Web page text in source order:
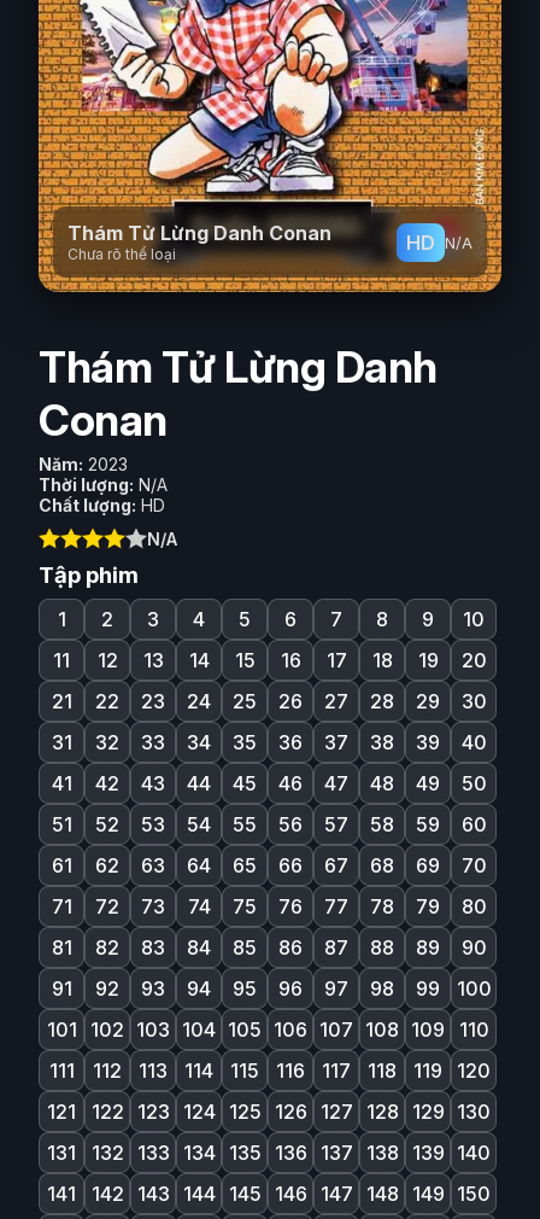
Phim Hoạt Hình
Phim Tài Liệu
Phim Cổ Trang
Thám Tử Lừng Danh Conan
Chưa rõ thể loại HD N/A
Thám Tử Lừng Danh
Conan
Năm: 2023
Thời lượng: N/A
Chất lượng: HD
N/A
Tập phim
1 2 3 4 5 6 7 8 9
10
11
12 13 14 15 16 17 18 19
20
21
22 23 24 25 26 27 28 29
30
31
32 33 34 35 36 37 38 39
40
41
42 43 44 45 46 47 48 49
50
51
52 53 54 55 56 57 58 59
60
61
62 63 64 65 66 67 68 69
70
71
72 73 74 75 76 77 78 79
80
81
82 83 84 85 86 87 88 89
90
91
92 93 94 95 96 97 98 99
100
101
102 103 104 105 106 107 108 109
110
111
112 113 114 115 116 117 118 119
120
121
122 123 124 125 126 127 128 129 130
131
132 133 134 135 136 137 138 139 140
141
142 143 144 145 146 147 148 149 150